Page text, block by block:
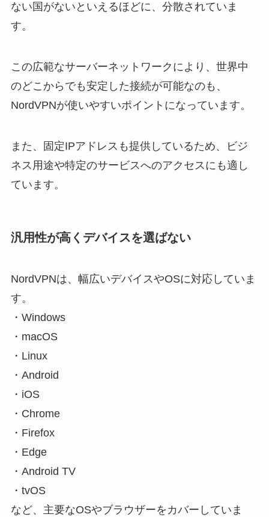
ない国がないといえるほどに、分散されていま
す。
この広範なサーバーネットワークにより、世界中
のどこからでも安定した接続が可能なのも、
NordVPNが使いやすいポイントになっています。
また、固定IPアドレスも提供しているため、ビジ
ネス用途や特定のサービスへのアクセスにも適し
ています。
汎用性が高くデバイスを選ばない
NordVPNは、幅広いデバイスやOSに対応していま
す。
・Windows
・macOS
・Linux
・Android
・iOS
・Chrome
・Firefox
・Edge
・Android TV
・tvOS
など、主要なOSやブラウザーをカバーしていま